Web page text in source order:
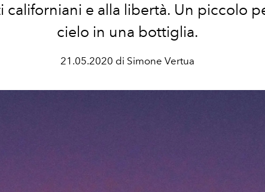
californiani e alla libertà. Un piccolo
cielo in una bottiglia.
21.05.2020 di Simone Vertua